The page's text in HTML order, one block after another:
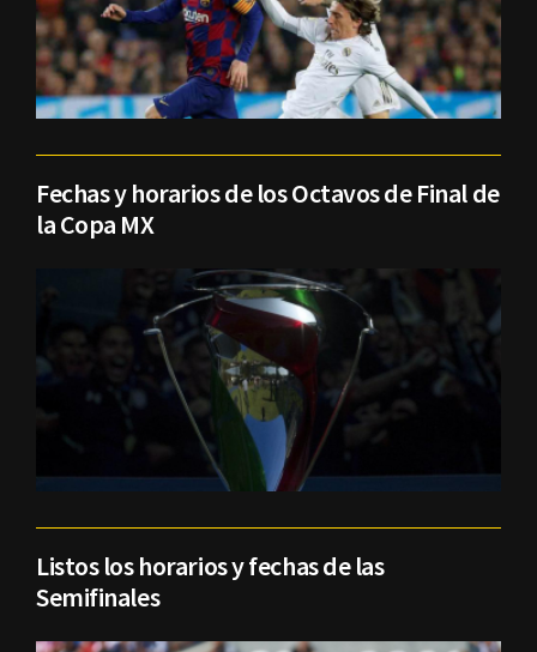
Fechas y horarios de los Octavos de Final de
la Copa MX
Listos los horarios y fechas de las
Semifinales